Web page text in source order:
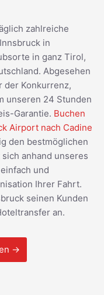
zahlreiche
in
in ganz Tirol,
Abgesehen
der Konkurrenz,
unseren 24 Stunden
Garantie. Buchen
Airport nach Cadine
den bestmöglichen
anhand unseres
und
Ihrer Fahrt.
seinen Kunden
an.
→